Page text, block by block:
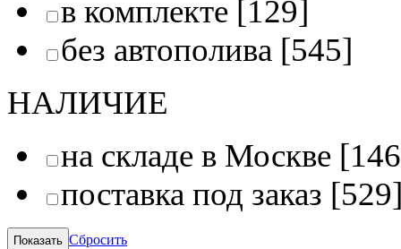
в комплекте [129]
без автополива [545]
НАЛИЧИЕ
на складе в Москве
поставка под заказ
Сбросить